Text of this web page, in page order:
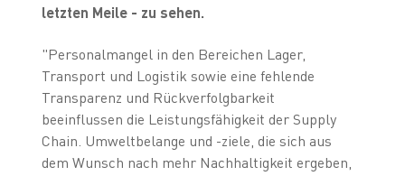
letzten Meile - zu sehen.
"Personalmangel in den Bereichen Lager,
Transport und Logistik sowie eine fehlende
Transparenz und Rückverfolgbarkeit
beeinflussen die Leistungsfähigkeit der Supply
Chain. Umweltbelange und -ziele, die sich aus
dem Wunsch nach mehr Nachhaltigkeit ergeben,